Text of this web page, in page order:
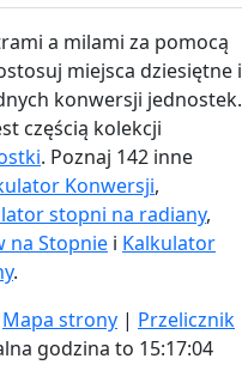
a milami za pomocą
miejsca dziesiętne i
konwersji jednostek.
częścią kolekcji
. Poznaj 142 inne
Konwersji,
stopni na radiany,
na Stopnie i Kalkulator
.
Mapa strony | Przelicznik
godzina to 15:17:05